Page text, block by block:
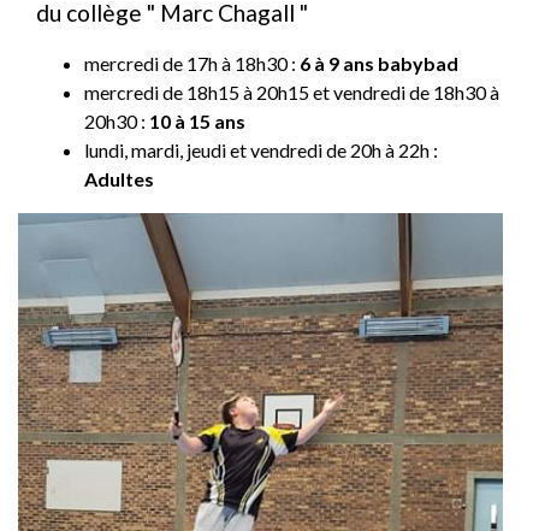
du collège " Marc Chagall "
mercredi de 17h à 18h30 : 6 à 9 ans babybad
mercredi de 18h15 à 20h15 et vendredi de 18h30 à
20h30 : 10 à 15 ans
lundi, mardi, jeudi et vendredi de 20h à 22h :
Adultes